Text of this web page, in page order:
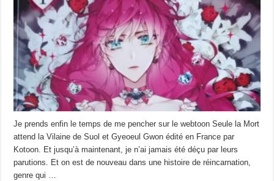
Je prends enfin le temps de me pencher sur le webtoon Seule la Mort
attend la Vilaine de Suol et Gyeoeul Gwon édité en France par
Kotoon. Et jusqu’à maintenant, je n’ai jamais été déçu par leurs
parutions. Et on est de nouveau dans une histoire de réincarnation,
genre qui …